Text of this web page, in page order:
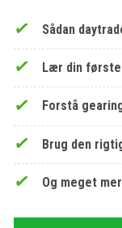
Sådan
Lær din
Forstå
Brug den
Og meget